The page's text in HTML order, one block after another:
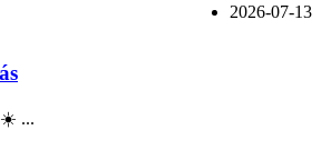
2026-07-13
☀️ ...